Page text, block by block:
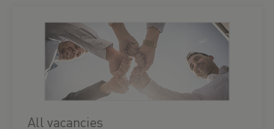
All vacancies